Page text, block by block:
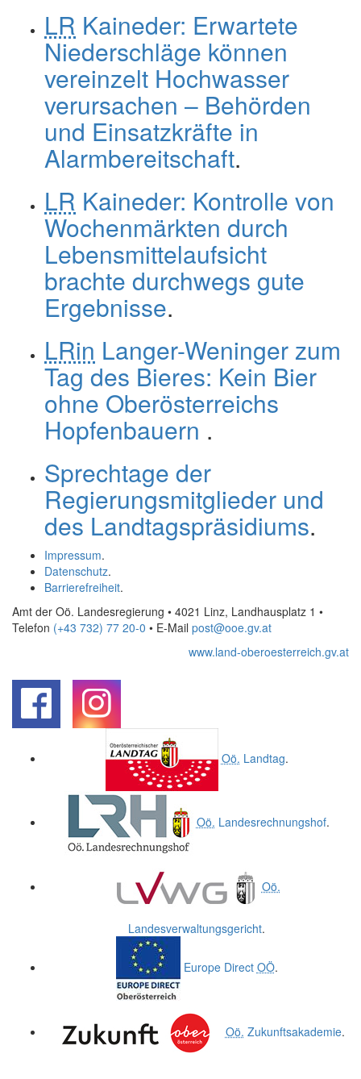
LR Kaineder: Erwartete
Niederschläge können
vereinzelt Hochwasser
verursachen – Behörden
und Einsatzkräfte in
Alarmbereitschaft.
LR Kaineder: Kontrolle von
Wochenmärkten durch
Lebensmittelaufsicht
brachte durchwegs gute
Ergebnisse.
LRin Langer-Weninger zum
Tag des Bieres: Kein Bier
ohne Oberösterreichs
Hopfenbauern .
Sprechtage der
Regierungsmitglieder und
des Landtagspräsidiums.
Impressum.
Datenschutz.
Barrierefreiheit.
Amt der Oö. Landesregierung • 4021 Linz, Landhausplatz 1 •
Telefon (+43 732) 77 20-0 • E-Mail post@ooe.gv.at
www.land-oberoesterreich.gv.at
Oö. Landtag.
Oö. Landesrechnungshof.
Oö.
Landesverwaltungsgericht.
Europe Direct OÖ.
Oö. Zukunftsakademie.